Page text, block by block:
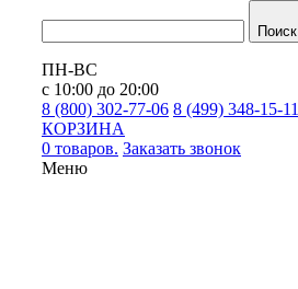
Поиск
ПН-ВС
с 10:00 до 20:00
8 (800) 302-77-06 8 (499) 348-15-11
КОРЗИНА
0 товаров. Заказать звонок
Меню